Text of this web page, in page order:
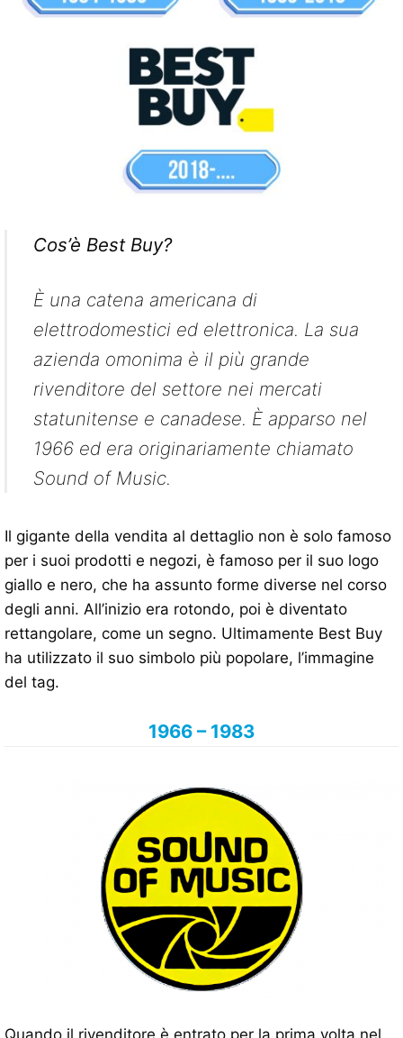
Cos’è Best Buy?
È una catena americana di
elettrodomestici ed elettronica. La sua
azienda omonima è il più grande
rivenditore del settore nei mercati
statunitense e canadese. È apparso nel
1966 ed era originariamente chiamato
Sound of Music.
Il gigante della vendita al dettaglio non è solo famoso
per i suoi prodotti e negozi, è famoso per il suo logo
giallo e nero, che ha assunto forme diverse nel corso
degli anni. All’inizio era rotondo, poi è diventato
rettangolare, come un segno. Ultimamente Best Buy
ha utilizzato il suo simbolo più popolare, l’immagine
del tag.
1966 – 1983
Quando il rivenditore è entrato per la prima volta nel